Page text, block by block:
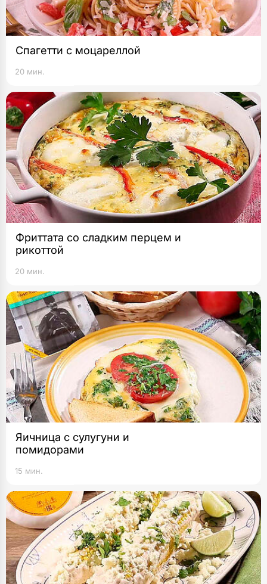
Спагетти с моцареллой
20 мин.
Фриттата со сладким перцем и
рикоттой
20 мин.
Яичница с сулугуни и
помидорами
15 мин.